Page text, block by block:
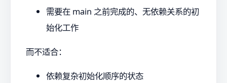
需要在 main 之前完成的、无依赖关系的初
始化工作
而不适合：
依赖复杂初始化顺序的状态